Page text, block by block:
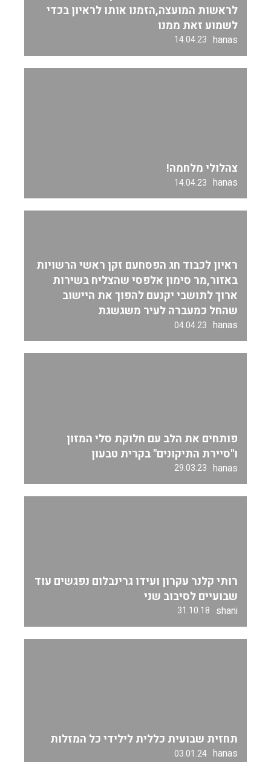
לראשות המועצה,הזמנו אותו לראיון בכדי
לשמוע זאת ממנו
hanas
14.04.23
צהלולי מלחמה!
hanas
14.04.23
ראיון לכבוד חג הפסחעם זקן ראשי הרשויות
באזור,מר סימון אלפסי שהצליח בשירות
ארוך לתושבי יקנעם להפוך את היישוב
שהחל כמעברה לעיר משגשגת
hanas
04.04.23
פותחים את הלב עם חלוקת סלי המזון
ו"סיירת התיקונים" בקרית טבעון
hanas
29.03.23
רותי קלנר עקרון ועידו גרינבלום נפגשים עוד
שבועיים לסיבוב שני
shani
31.10.18
תחזית שבועית כללית לילידי כל המזלות
hanas
03.01.24